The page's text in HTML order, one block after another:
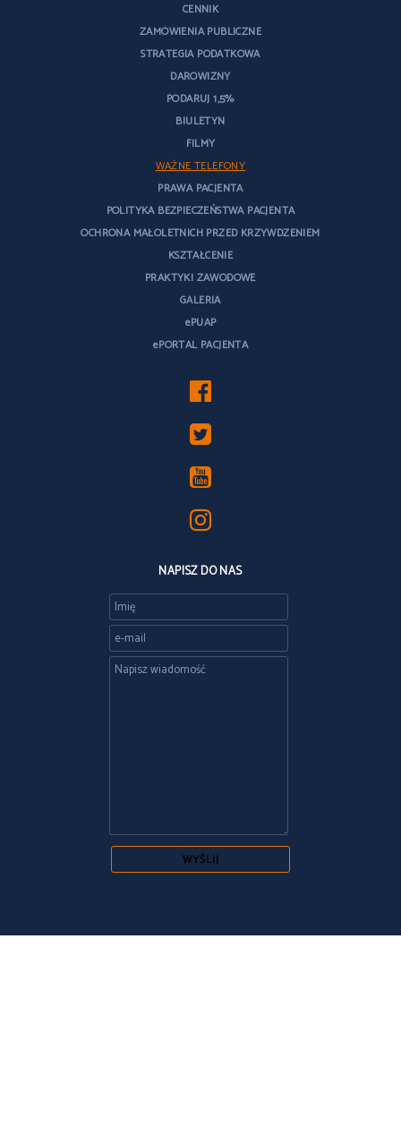
CENNIK
ZAMÓWIENIA PUBLICZNE
STRATEGIA PODATKOWA
DAROWIZNY
PODARUJ 1,5%
BIULETYN
FILMY
WAŻNE TELEFONY
PRAWA PACJENTA
POLITYKA BEZPIECZEŃSTWA PACJENTA
OCHRONA MAŁOLETNICH PRZED KRZYWDZENIEM
KSZTAŁCENIE
PRAKTYKI ZAWODOWE
GALERIA
ePUAP
ePORTAL PACJENTA
NAPISZ DO NAS